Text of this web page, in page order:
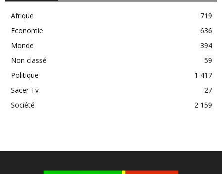
Afrique
719
Economie
636
Monde
394
Non classé
59
Politique
1 417
Sacer Tv
27
Société
2 159